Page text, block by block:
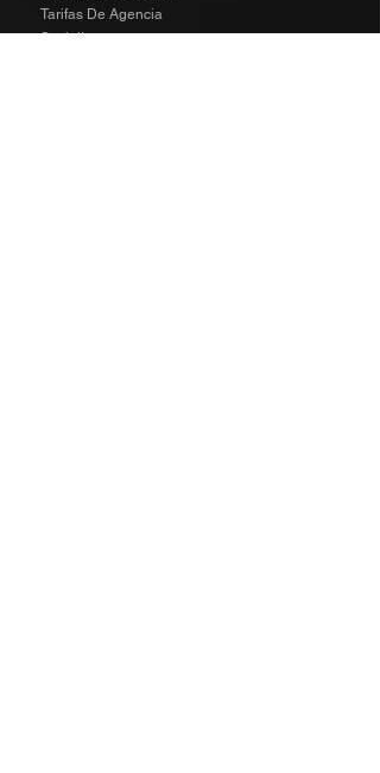
Tarifas De Agencia
Socializa